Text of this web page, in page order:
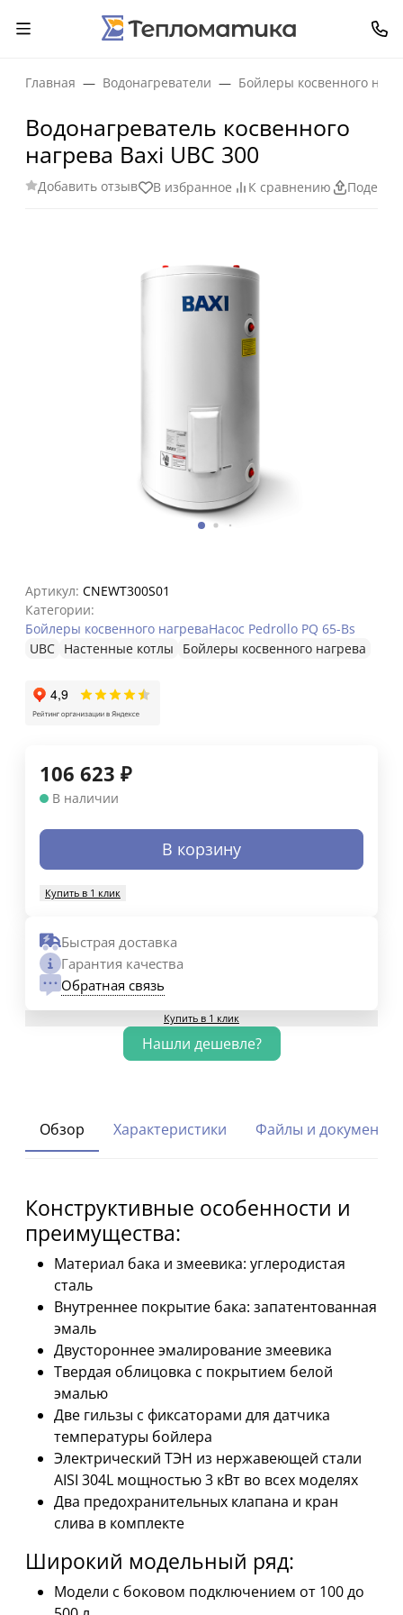
Главная Водонагреватели Бойлеры косвенного
Водонагреватель косвенного
нагрева Baxi UBC 300
Добавить отзыв В избранное К сравнению
Артикул: CNEWT300S01
Категории:
Бойлеры косвенного нагреваНасос Pedrollo PQ 65-Bs
UBC Настенные котлы Бойлеры косвенного нагрева
106 623 ₽
В наличии
В корзину
Купить в 1 клик
Быстрая доставка
Гарантия качества
Обратная связь
Купить в 1 клик
Обзор Характеристики Файлы и документы
Конструктивные особенности и
преимущества:
Материал бака и змеевика: углеродистая
сталь
Внутреннее покрытие бака: запатентованная
эмаль
Двустороннее эмалирование змеевика
Твердая облицовка с покрытием белой
эмалью
Две гильзы с фиксаторами для датчика
температуры бойлера
Электрический ТЭН из нержавеющей стали
AISI 304L мощностью 3 кВт во всех моделях
Два предохранительных клапана и кран
слива в комплекте
Широкий модельный ряд:
Модели с боковом подключением от 100 до